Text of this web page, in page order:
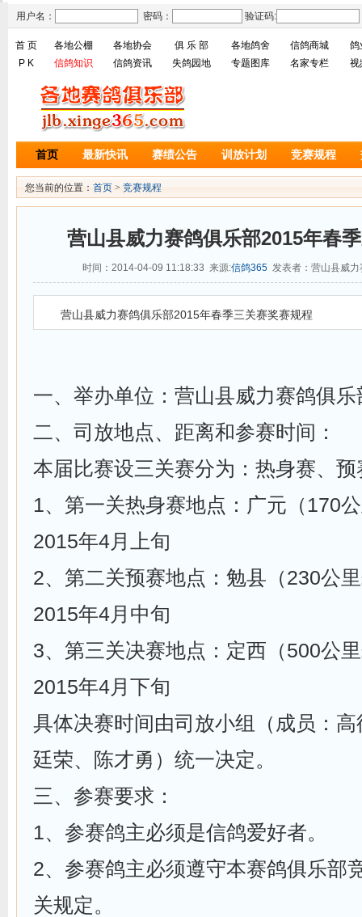
用户名： 密码： 验证码:
首 页 各地公棚 各地协会 俱 乐 部 各地鸽舍 信鸽商城
鸽
P K
信鸽知识 信鸽资讯 失鸽园地 专题图库 名家专栏 视
首页 最新快讯 赛绩公告 训放计划 竞赛规程
您当前的位置： 首页 > 竞赛规程
营山县威力赛鸽俱乐部2015年春
时间：2014-04-09 11:18:33 来源:信鸽365发表者：营山县威
营山县威力赛鸽俱乐部2015年春季三关赛奖赛规程
一、举办单位：营山县威力赛鸽俱乐
二、司放地点、距离和参赛时间：
本届比赛设三关赛分为：热身赛、
1、第一关热身赛地点：广元（170
2015年4月上旬
2、第二关预赛地点：勉县（230公
2015年4月中旬
3、第三关决赛地点：定西（500公
2015年4月下旬
具体决赛时间由司放小组（成员：
廷荣、陈才勇）统一决定。
三、参赛要求：
1、参赛鸽主必须是信鸽爱好者。
2、参赛鸽主必须遵守本赛鸽俱乐部
关规定。